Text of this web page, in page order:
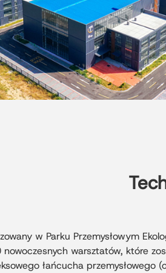
w Parku Przemysłowym
warsztatów, które
łańcucha